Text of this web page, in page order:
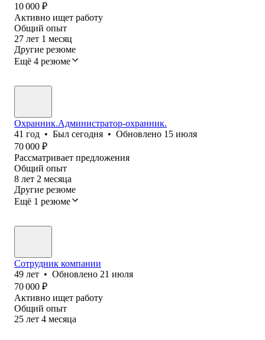
10 000 ₽
Активно ищет работу
Общий опыт
27 лет 1 месяц
Другие резюме
Ещё 4 резюме
Охранник.Администратор-охранник.
41 год • Был сегодня • Обновлено 15 июля
70 000 ₽
Рассматривает предложения
Общий опыт
8 лет 2 месяца
Другие резюме
Ещё 1 резюме
Сотрудник компании
49 лет • Обновлено 21 июля
70 000 ₽
Активно ищет работу
Общий опыт
25 лет 4 месяца